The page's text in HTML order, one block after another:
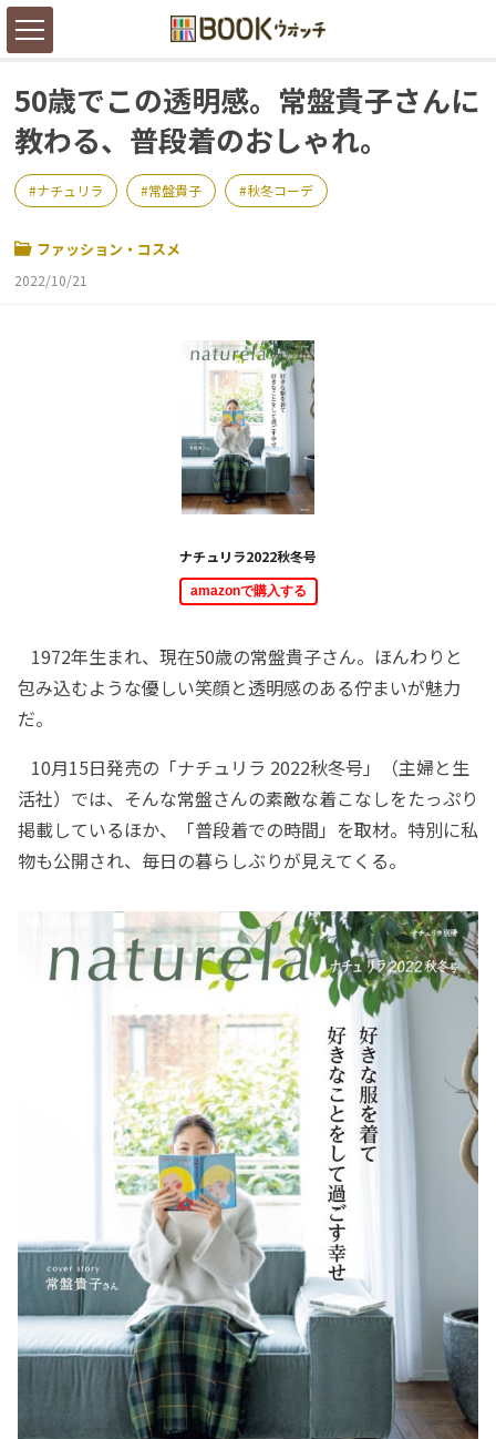
50歳でこの透明感。常盤貴子さんに
教わる、普段着のおしゃれ。
ナチュリラ 常盤貴子 秋冬コーデ
ファッション・コスメ
2022/10/21
ナチュリラ2022秋冬号
amazonで購入する
1972年生まれ、現在50歳の常盤貴子さん。ほんわりと
包み込むような優しい笑顔と透明感のある佇まいが魅力
だ。
10月15日発売の「ナチュリラ 2022秋冬号」（主婦と生
活社）では、そんな常盤さんの素敵な着こなしをたっぷり
掲載しているほか、「普段着での時間」を取材。特別に私
物も公開され、毎日の暮らしぶりが見えてくる。